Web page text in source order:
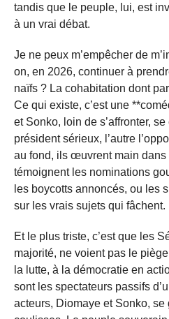
tandis que le peuple, lui, est
à un vrai débat.
Je ne peux m’empêcher de
on, en 2026, continuer à
naïfs ? La cohabitation dont
Ce qui existe, c’est une
et Sonko, loin de s’affronter,
président sérieux, l’autre
au fond, ils œuvrent main dans
témoignent les nominations
les boycotts annoncés, ou les
sur les vrais sujets qui fâchent.
Et le plus triste, c’est que les
majorité, ne voient pas le
la lutte, à la démocratie en
sont les spectateurs passifs
acteurs, Diomaye et Sonko, se